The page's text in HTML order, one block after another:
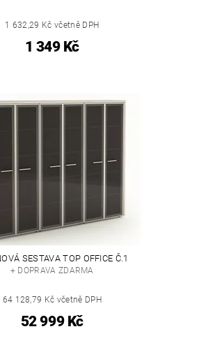
1 632,29 Kč včetně DPH
1 349 Kč
SESTAVA TOP OFFICE Č.1
+ DOPRAVA ZDARMA
64 128,79 Kč včetně DPH
52 999 Kč